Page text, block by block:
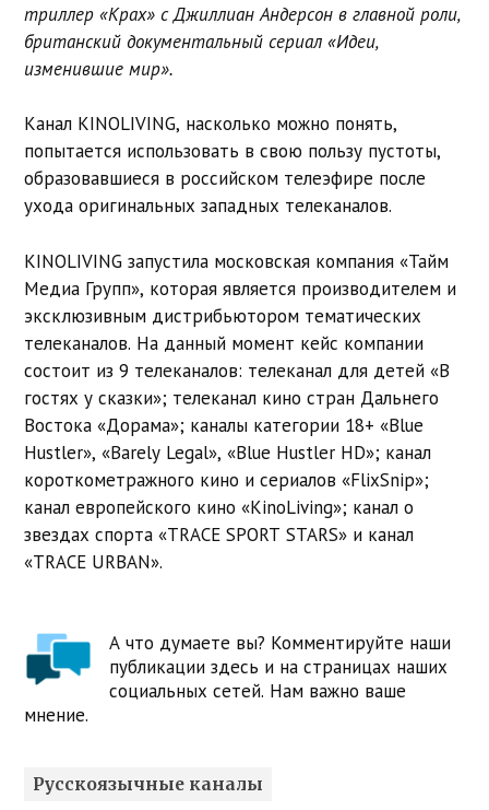
триллер «Крах» с Джиллиан Андерсон в главной роли,
британский документальный сериал «Идеи,
изменившие мир».
Канал KINOLIVING, насколько можно понять,
попытается использовать в свою пользу пустоты,
образовавшиеся в российском телеэфире после
ухода оригинальных западных телеканалов.
KINOLIVING запустила московская компания «Тайм
Медиа Групп», которая является производителем и
эксклюзивным дистрибьютором тематических
телеканалов. На данный момент кейс компании
состоит из 9 телеканалов: телеканал для детей «В
гостях у сказки»; телеканал кино стран Дальнего
Востока «Дорама»; каналы категории 18+ «Blue
Hustler», «Barely Legal», «Blue Hustler HD»; канал
короткометражного кино и сериалов «FlixSnip»;
канал европейского кино «KinoLiving»; канал о
звездах спорта «TRACE SPORT STARS» и канал
«TRACE URBAN».
А что думаете вы? Комментируйте наши
публикации здесь и на страницах наших
социальных сетей. Нам важно ваше
мнение.
Русскоязычные каналы